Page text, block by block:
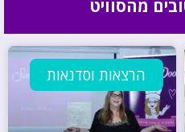
מהסוויט
הרצאות וסדנאות